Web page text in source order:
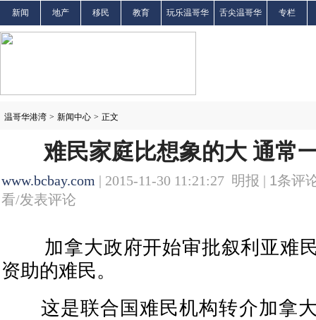
新闻 地产 移民 教育 玩乐温哥华 舌尖温哥华 专栏
温哥华港湾 > 新闻中心 > 正文
难民家庭比想象的大 通常
www.bcbay.com | 2015-11-30 11:21:27 明报 | 1条评
看/发表评论
加拿大政府开始审批叙利亚难民
资助的难民。
这是联合国难民机构转介加拿大